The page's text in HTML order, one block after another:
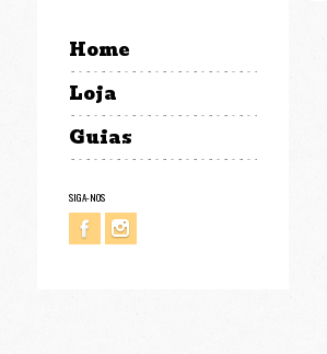
Home
Loja
Guias
SIGA-NOS